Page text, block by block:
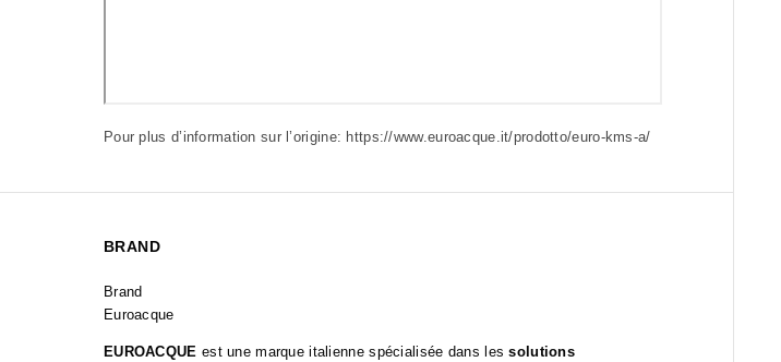
Pour plus d’information sur l’origine: https://www.euroacque.it/prodotto/euro-kms-a/
BRAND
Brand
Euroacque
EUROACQUE est une marque italienne spécialisée dans lessolutions